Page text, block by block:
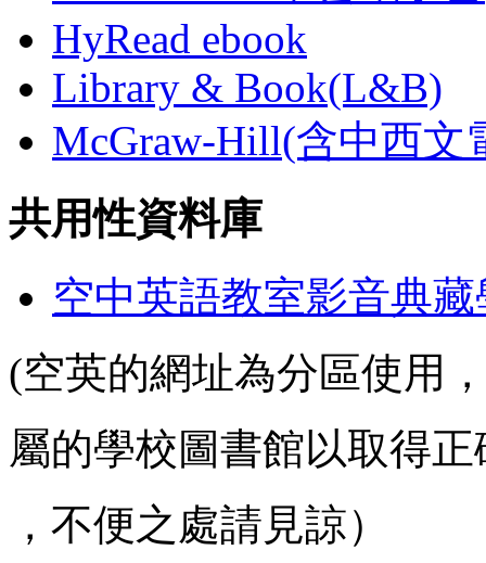
HyRead ebook
Library & Book(L&B)
McGraw-Hill(含中西文
共用性資料庫
空中英語教室影音典
(空英的網址為分區使用
屬的學校圖書館以取得
，不便之處請見諒）